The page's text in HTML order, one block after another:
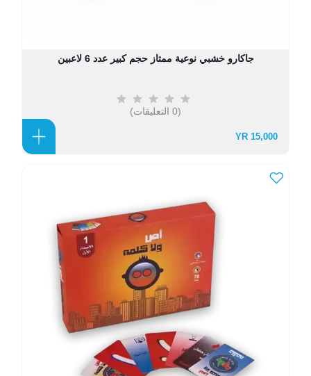
جاكارو خشبي نوعية ممتاز حجم كبير عدد 6 لاعبين
(0 التعليقات)
15,000 YR